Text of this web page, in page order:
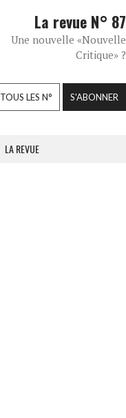
La revue N° 87
Une nouvelle «Nouvelle
Critique» ?
TOUS LES N° S'ABONNER
LA REVUE